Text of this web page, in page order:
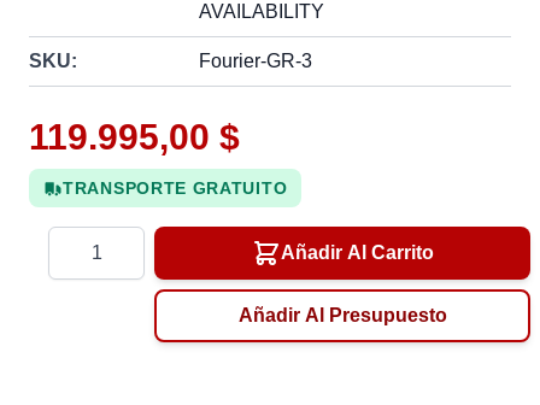
AVAILABILITY
SKU: Fourier-GR-3
119.995,00 $
TRANSPORTE GRATUITO
Añadir Al Carrito
Añadir Al Presupuesto